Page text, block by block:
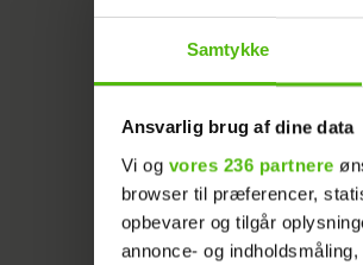
Samtykke
Ansvarlig brug af dine data
Vi og vores 236 partnere
browser til præferencer,
opbevarer og tilgår
annonce- og
en del
Læs
Lige nu